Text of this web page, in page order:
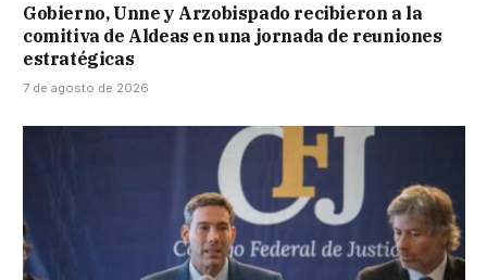
Gobierno, Unne y Arzobispado recibieron a la
comitiva de Aldeas en una jornada de reuniones
estratégicas
7 de agosto de 2026